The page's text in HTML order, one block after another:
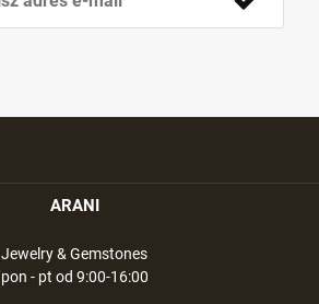
ARANI
Jewelry & Gemstones
pon - pt od 9:00-16:00